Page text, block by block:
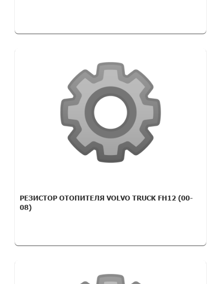
РЕЗИСТОР ОТОПИТЕЛЯ VOLVO TRUCK FH12 (00-
08)